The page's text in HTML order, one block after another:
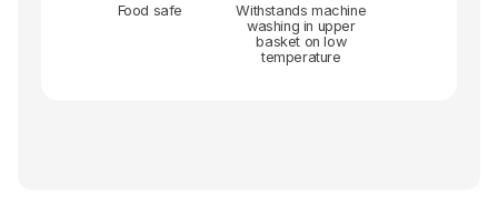
Food safe
Withstands machine
washing in upper
basket on low
temperature